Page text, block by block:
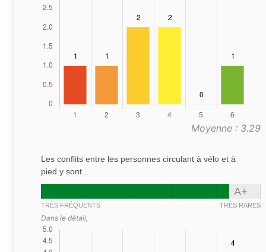
Moyenne : 3.29
Les conflits entre les personnes circulant à vélo et à
pied y sont...
A+
TRÈS FRÉQUENTS TRÈS RARES
Dans le détail,